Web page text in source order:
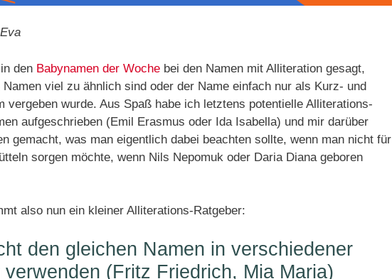
den Babynamen der Woche bei den Namen mit Alliteration gesagt,
Namen viel zu ähnlich sind oder der Name einfach nur als Kurz- und
vergeben wurde. Aus Spaß habe ich letztens potentielle Alliterations-
aufgeschrieben (Emil Erasmus oder Ida Isabella) und mir darüber
gemacht, was man eigentlich dabei beachten sollte, wenn man nicht für
sorgen möchte, wenn Nils Nepomuk oder Daria Diana geboren
also nun ein kleiner Alliterations-Ratgeber:
den gleichen Namen in verschiedener
verwenden (Fritz Friedrich, Mia Maria)